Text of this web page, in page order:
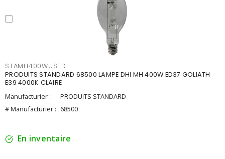
STAMH400WUSTD
PRODUITS STANDARD 68500 LAMPE DHI MH 400W ED37 GOLIATH
E39 4000K CLAIRE
Manufacturier :
PRODUITS STANDARD
# Manufacturier : 68500
En inventaire